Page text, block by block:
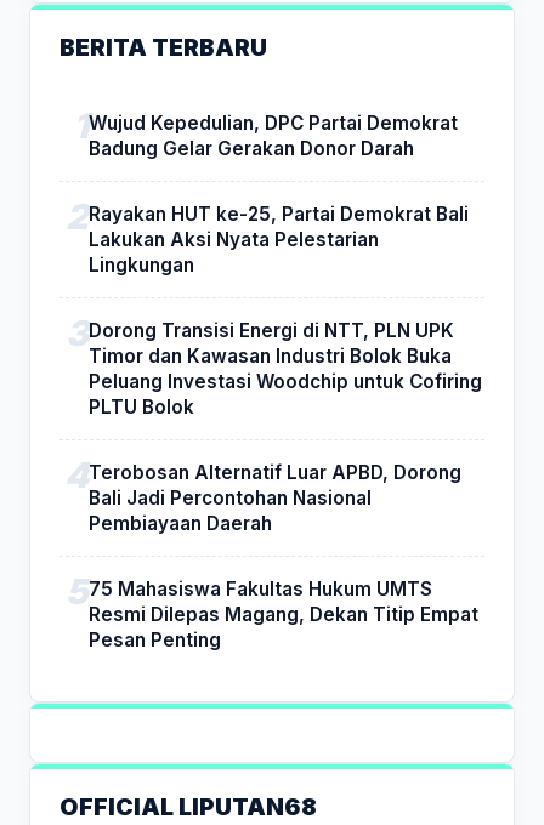
BERITA TERBARU
Wujud Kepedulian, DPC Partai Demokrat
Badung Gelar Gerakan Donor Darah
Rayakan HUT ke-25, Partai Demokrat Bali
Lakukan Aksi Nyata Pelestarian
Lingkungan
Dorong Transisi Energi di NTT, PLN UPK
Timor dan Kawasan Industri Bolok Buka
Peluang Investasi Woodchip untuk Cofiring
PLTU Bolok
Terobosan Alternatif Luar APBD, Dorong
Bali Jadi Percontohan Nasional
Pembiayaan Daerah
75 Mahasiswa Fakultas Hukum UMTS
Resmi Dilepas Magang, Dekan Titip Empat
Pesan Penting
OFFICIAL LIPUTAN68